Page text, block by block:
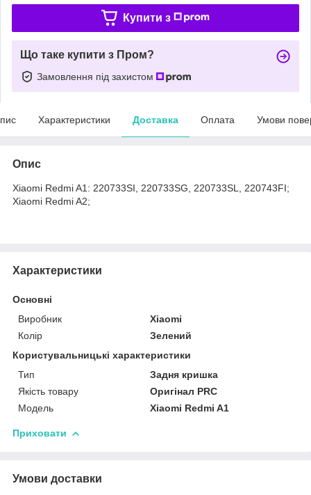
Купити з
Що таке купити з Пром?
Замовлення під захистом
Характеристики Доставка Оплата Умови
Опис
Xiaomi Redmi A1: 220733SI, 220733SG, 220733SL, 220743FI;
Xiaomi Redmi A2;
Характеристики
Основні
Виробник
Xiaomi
Колір
Зелений
Користувальницькі характеристики
Тип
Задня кришка
Якість товару
Оригінал PRC
Мoдель
Xiaomi Redmi A1
Приховати
Умови доставки